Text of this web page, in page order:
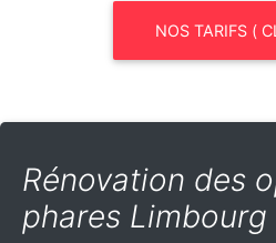
NOS TARIFS (
Rénovation des
phares Limbourg